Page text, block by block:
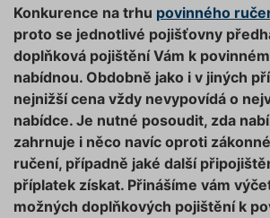
Konkurence na trhu povinného
proto se jednotlivé pojišťovny
doplňková pojištění Vám k
nabídnou. Obdobně jako i v jiných
nejnižší cena vždy nevypovídá o
nabídce. Je nutné posoudit, zda
zahrnuje i něco navíc oproti
ručení, případně jaké další
příplatek získat. Přinášíme vám
možných doplňkových pojištění k